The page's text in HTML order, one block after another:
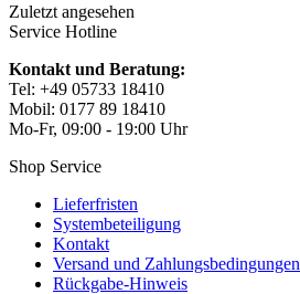
Zuletzt angesehen
Service Hotline
Kontakt und Beratung:
Tel: +49 05733 18410
Mobil: 0177 89 18410
Mo-Fr, 09:00 - 19:00 Uhr
Shop Service
Lieferfristen
Systembeteiligung
Kontakt
Versand und Zahlungsbedingungen
Rückgabe-Hinweis